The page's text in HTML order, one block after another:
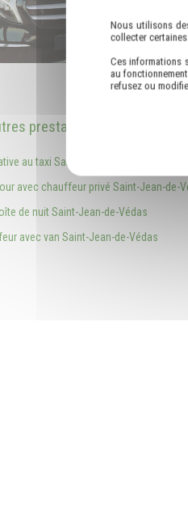
prestations à Saint-Jean-
au taxi Saint-Jean-de-Védas
avec chauffeur privé Saint-Jean-de-
de nuit Saint-Jean-de-Védas
avec van Saint-Jean-de-Védas
Nous utilisons
collecter
Ces informations
au
refusez ou